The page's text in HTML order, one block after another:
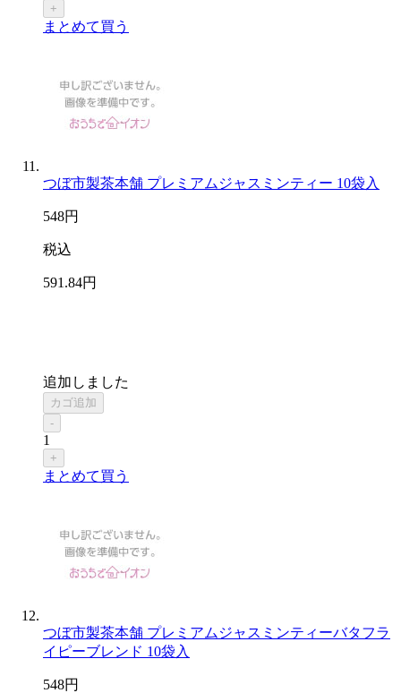
+
まとめて買う
つぼ市製茶本舗 プレミアムジャスミンティー 10袋入
548円
税込
591 .84円
追加しました
カゴ追加
-
1
+
まとめて買う
つぼ市製茶本舗 プレミアムジャスミンティーバタフラ
イピーブレンド 10袋入
548円